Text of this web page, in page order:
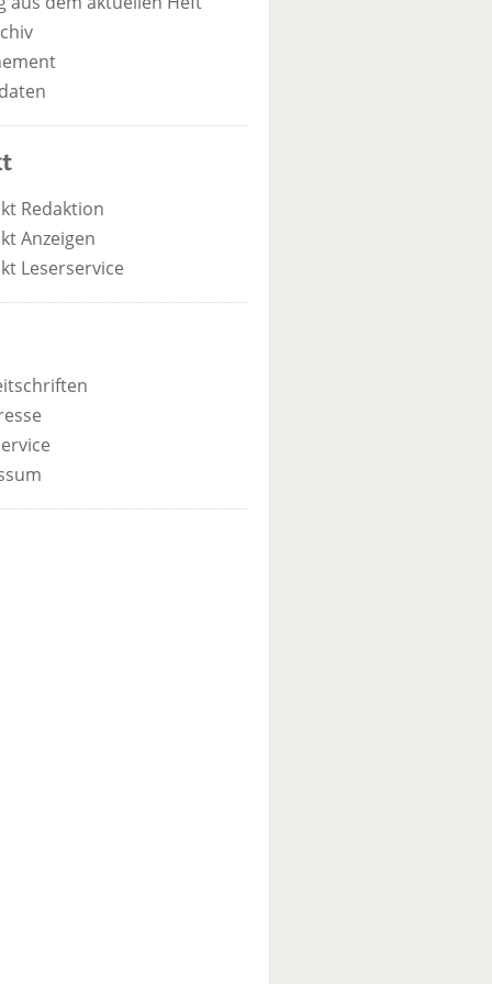
Redaktion
Anzeigen
Leserservice